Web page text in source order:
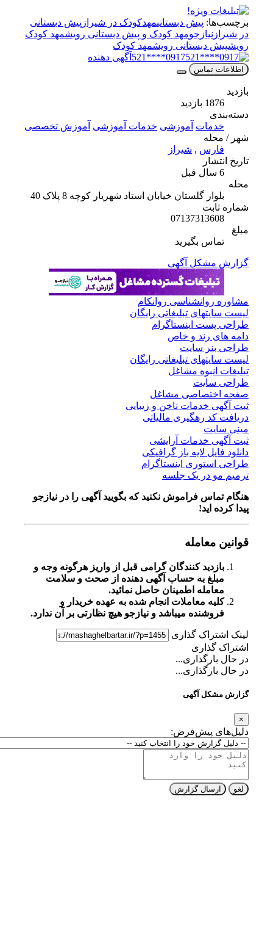
برچسب‌ها:پیش دبستانیمهدکودک در شیرازپیش دبستانی
در شیرازنیازجومهد کودک و پیش دبستانی رویش مهد کودک
پیش دبستانی رویش مهد کودک
0917****521
آگهی دهنده
اطلاعات تماس
دسته‌بندی
خدمات آموزشی خدمات آموزشی آموزش تخصصی
شهر / محله
فارس, شیراز
تاریخ انتشار
بلوار گلستان خیابان استاد شهریار کوچه 8 پلاک 40
شماره ثابت
07137313608
تماس بگیرید
گزارش مشکل آگهی
مشاوره روانشناسی روانکام
لیست سایتهای تبلیغاتی رایگان
طراحی پست اینستاگرام
دامه های رند و خاص
طراحی بنر سایت
لیست سایتهای تبلیغاتی رایگان
تبلیغات انبوه مشاغل
طراحی سایت
صفحه اختصاصی مشاغل
ثبت آگهی خدمات ناخن و زیبایی
دریافت کد رهگیری مالیاتی
مینی سایت
ثبت آگهی خدمات آرایشی
دانلود فایل لایه باز گرافیکی
طراحی استوری اینستاگرام
ترمیم مو در یک جلسه
هنگام تماس فراموش نکنید که بگویید آگهی را در نیازجو
پیدا کرده اید!
قوانین معامله
بازدید کنندگان گرامی قبل از واریز هرگونه وجه و
مبلغ به حساب آگهی دهنده از صحت و سلامت
معامله اطمینان حاصل نمائید.
کلیه معاملات انجام شده به عهده خریدار و
فروشنده میباشد و نیازجو هیچ نظارتی بر آن ندارد.
لینک اشتراک گذاری
اشتراک گذاری
در حال بارگذاری...
در حال بارگذاری...
گزارش مشکل آگهی
دلیل‌های پیش‌فرض:
ارسال گزارش